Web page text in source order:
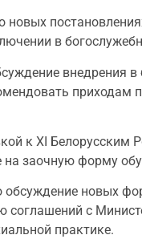
в
внедрения
к XI
заочную форму
новых
соглашений с
практике.